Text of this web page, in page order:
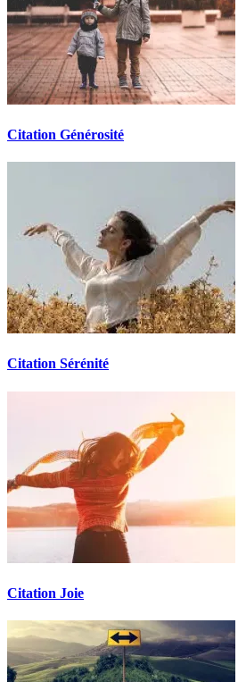
Citation Générosité
Citation Sérénité
Citation Joie